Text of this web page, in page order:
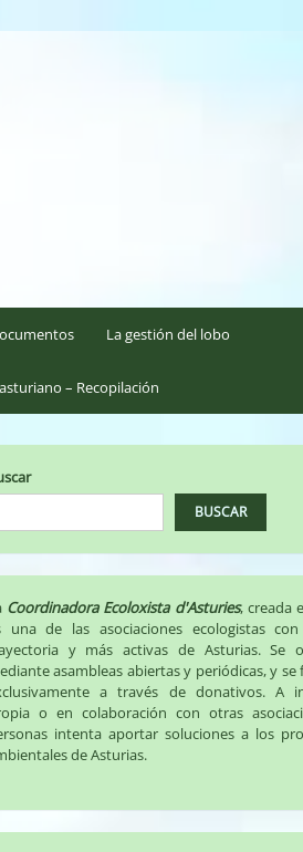
La gestión del lobo
– Recopilación
BUSCAR
Coordinadora Ecoloxista d'Asturies, creada
una de las asociaciones ecologistas
y más activas de Asturias. Se
asambleas abiertas y periódicas, y se
a través de donativos. A
o en colaboración con otras
intenta aportar soluciones a los
de Asturias.